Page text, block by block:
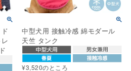
中型犬用 接触冷感 綿モダール
天竺 タンク
¥3,520のところ